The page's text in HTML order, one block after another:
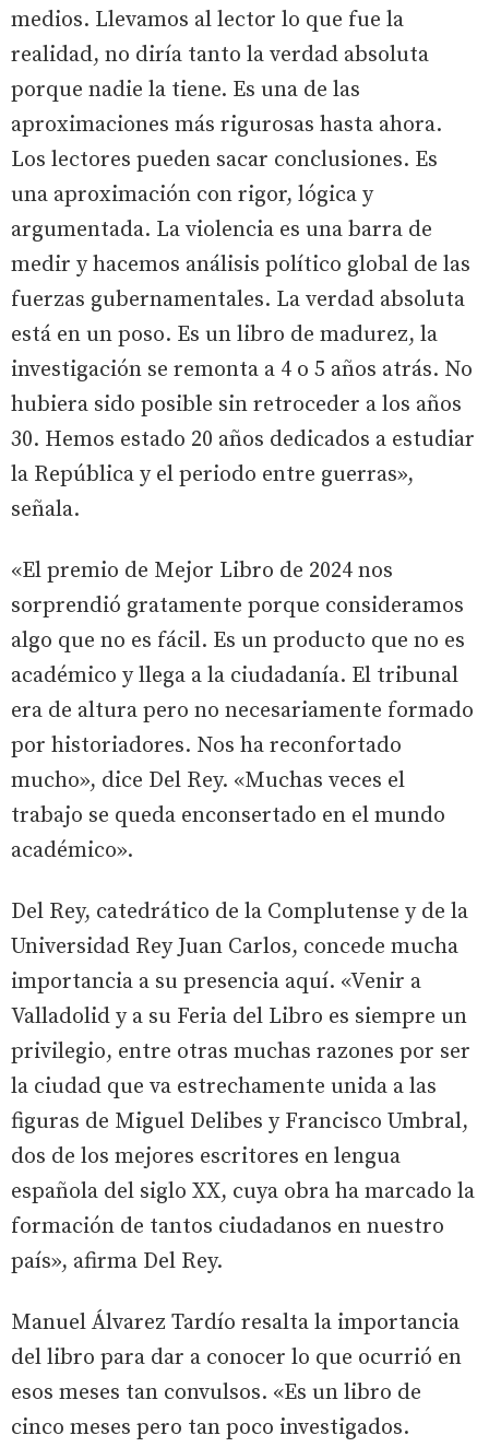
medios. Llevamos al lector lo que fue la
realidad, no diría tanto la verdad absoluta
porque nadie la tiene. Es una de las
aproximaciones más rigurosas hasta ahora.
Los lectores pueden sacar conclusiones. Es
una aproximación con rigor, lógica y
argumentada. La violencia es una barra de
medir y hacemos análisis político global de las
fuerzas gubernamentales. La verdad absoluta
está en un poso. Es un libro de madurez, la
investigación se remonta a 4 o 5 años atrás. No
hubiera sido posible sin retroceder a los años
30. Hemos estado 20 años dedicados a estudiar
la República y el periodo entre guerras»,
señala.
«El premio de Mejor Libro de 2024 nos
sorprendió gratamente porque consideramos
algo que no es fácil. Es un producto que no es
académico y llega a la ciudadanía. El tribunal
era de altura pero no necesariamente formado
por historiadores. Nos ha reconfortado
mucho», dice Del Rey. «Muchas veces el
trabajo se queda enconsertado en el mundo
académico».
Del Rey, catedrático de la Complutense y de la
Universidad Rey Juan Carlos, concede mucha
importancia a su presencia aquí. «Venir a
Valladolid y a su Feria del Libro es siempre un
privilegio, entre otras muchas razones por ser
la ciudad que va estrechamente unida a las
figuras de Miguel Delibes y Francisco Umbral,
dos de los mejores escritores en lengua
española del siglo XX, cuya obra ha marcado la
formación de tantos ciudadanos en nuestro
país», afirma Del Rey.
Manuel Álvarez Tardío resalta la importancia
del libro para dar a conocer lo que ocurrió en
esos meses tan convulsos. «Es un libro de
cinco meses pero tan poco investigados.